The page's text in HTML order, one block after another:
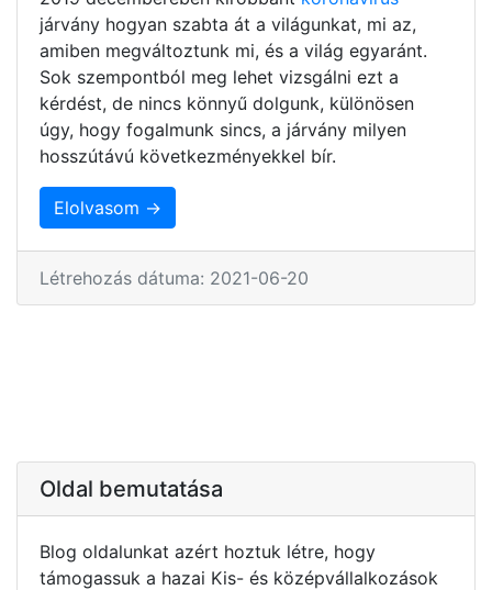
járvány hogyan szabta át a világunkat, mi az,
amiben megváltoztunk mi, és a világ egyaránt.
Sok szempontból meg lehet vizsgálni ezt a
kérdést, de nincs könnyű dolgunk, különösen
úgy, hogy fogalmunk sincs, a járvány milyen
hosszútávú következményekkel bír.
Elolvasom →
Létrehozás dátuma: 2021-06-20
Oldal bemutatása
Blog oldalunkat azért hoztuk létre, hogy
támogassuk a hazai Kis- és középvállalkozások